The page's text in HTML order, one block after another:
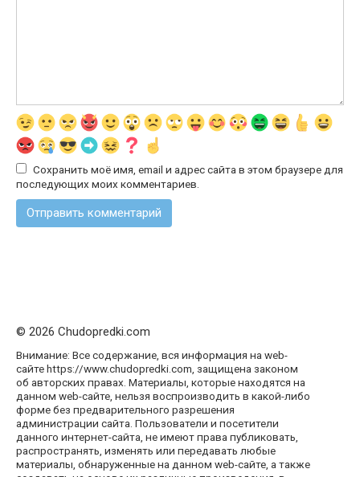
Сохранить моё имя, email и адрес сайта в этом браузере для
последующих моих комментариев.
© 2026 Chudopredki.com
Внимание: Все содержание, вся информация на web-
сайте https://www.chudopredki.com, защищена законом
об авторских правах. Материалы, которые находятся на
данном web-сайте, нельзя воспроизводить в какой-либо
форме без предварительного разрешения
администрации сайта. Пользователи и посетители
данного интернет-сайта, не имеют права публиковать,
распространять, изменять или передавать любые
материалы, обнаруженные на данном web-сайте, а также